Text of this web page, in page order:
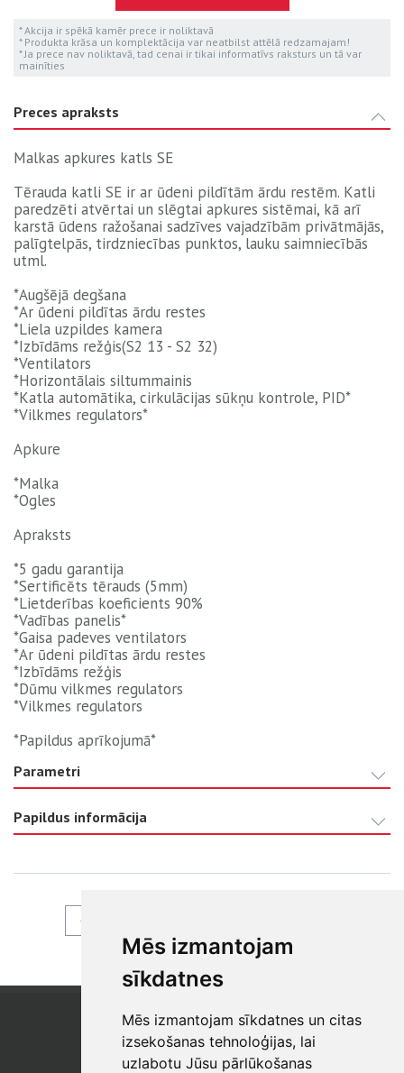
Mēs izmantojam
sīkdatnes
Mēs izmantojam sīkdatnes un citas
izsekošanas tehnoloģijas, lai
uzlabotu Jūsu pārlūkošanas
* Akcija ir spēkā kamēr prece ir noliktavā
* Produkta krāsa un komplektācija var neatbilst attēlā redzamajam!
* Ja prece nav noliktavā, tad cenai ir tikai informatīvs raksturs un tā var
mainīties
Preces apraksts
Malkas apkures katls SE
Tērauda katli SE ir ar ūdeni pildītām ārdu restēm. Katli
paredzēti atvērtai un slēgtai apkures sistēmai, kā arī
karstā ūdens ražošanai sadzīves vajadzībām privātmājās,
palīgtelpās, tirdzniecības punktos, lauku saimniecībās
utml.
*Augšējā degšana
*Ar ūdeni pildītas ārdu restes
*Liela uzpildes kamera
*Izbīdāms režģis(S2 13 - S2 32)
*Ventilators
*Horizontālais siltummainis
*Katla automātika, cirkulācijas sūkņu kontrole, PID*
*Vilkmes regulators*
Apkure
*Malka
*Ogles
Apraksts
*5 gadu garantija
*Sertificēts tērauds (5mm)
*Lietderības koeficients 90%
*Vadības panelis*
*Gaisa padeves ventilators
*Ar ūdeni pildītas ārdu restes
*Izbīdāms režģis
*Dūmu vilkmes regulators
*Vilkmes regulators
*Papildus aprīkojumā*
Parametri
Papildus informācija
SIA "SB"
Reģistrācijas Nr. 40003017954
PVN reģ. Nr.: LV40003017954